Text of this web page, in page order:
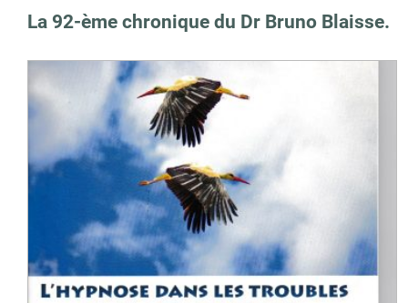
La 92-ème chronique du Dr Bruno Blaisse.